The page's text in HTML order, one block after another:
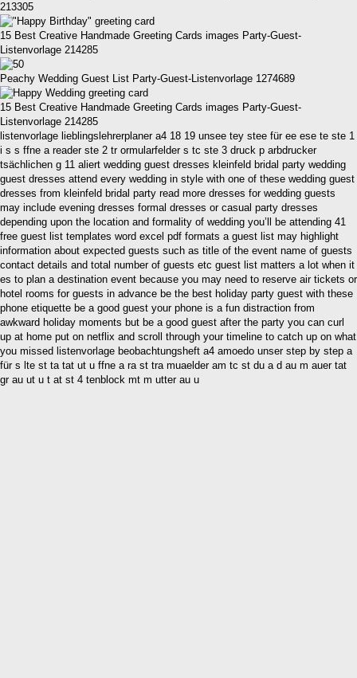
213305
15 Best Creative Handmade Greeting Cards images Party-Guest-
Listenvorlage 214285
Peachy Wedding Guest List Party-Guest-Listenvorlage 1274689
15 Best Creative Handmade Greeting Cards images Party-Guest-
Listenvorlage 214285
listenvorlage lieblingslehrerplaner a4 18 19 unsee tey stee für ee ese te ste 1
i s s ffne a reader ste 2 tr ormularfelder s tc ste 3 druck p arbdrucker
tsächlichen g 11 aliert wedding guest dresses kleinfeld bridal party wedding
guest dresses attend every wedding in style with one of these wedding guest
dresses from kleinfeld bridal party read more dresses for wedding guests
may include evening dresses formal dresses or casual party dresses
depending upon the location and formality of wedding you’ll be attending 41
free guest list templates word excel pdf formats a guest list may highlight
information about expected guests such as title of the event name of guests
contact details and total number of guests etc guest list matters a lot when it
es to plan a destination event because you may need to reserve air tickets or
hotel rooms for guests in advance be the best holiday party guest with these
phone etiquette be a good guest your phone is a fun distraction from
awkward holiday moments but be a good guest after the party you can curl
up at home put on netflix and scroll through your timeline to catch up on what
you missed listenvorlage beobachtungsheft a4 amoedo unser step by step a
für s lte st ta tat ut u ffne a ra st tra muaelder am tc st du a d au m auer tat
gr au ut u t at st 4 tenblock mt m utter au u